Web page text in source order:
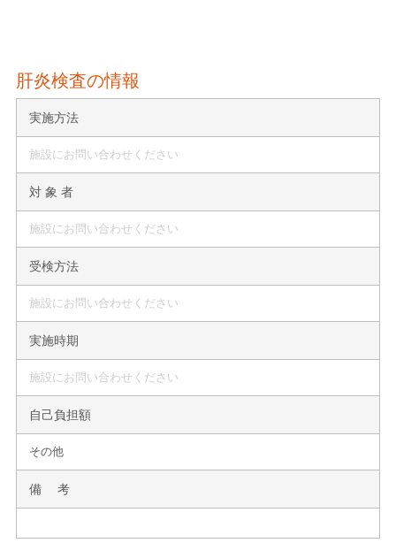
肝炎検査の情報
実施方法
施設にお問い合わせください
対 象 者
施設にお問い合わせください
受検方法
施設にお問い合わせください
実施時期
施設にお問い合わせください
自己負担額
その他
備 考